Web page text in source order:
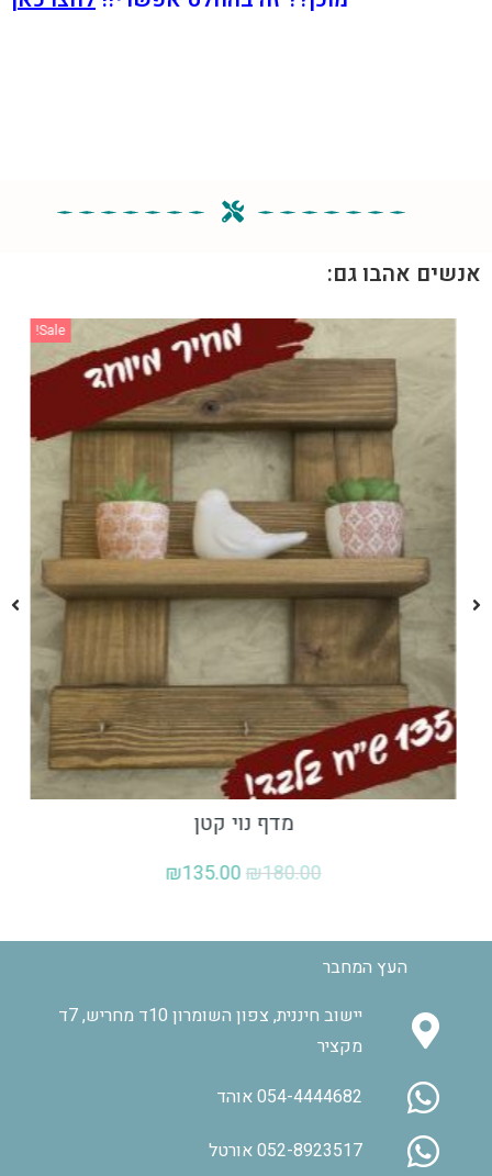
אנשים אהבו גם:
Sale!
מדף נוי קטן
₪180.00
₪135.00
העץ המחבר
יישוב חיננית, צפון השומרון 10ד מחריש, 7ד
מקציר
054-4444682 אוהד
052-8923517 אורטל